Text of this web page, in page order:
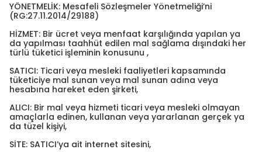
YÖNETMELİK: Mesafeli Sözleşmeler Yönetmeliği’ni
(RG:27.11.2014/29188)
HİZMET: Bir ücret veya menfaat karşılığında yapılan ya
da yapılması taahhüt edilen mal sağlama dışındaki her
türlü tüketici işleminin konusunu ,
SATICI: Ticari veya mesleki faaliyetleri kapsamında
tüketiciye mal sunan veya mal sunan adına veya
hesabına hareket eden şirketi,
ALICI: Bir mal veya hizmeti ticari veya mesleki olmayan
amaçlarla edinen, kullanan veya yararlanan gerçek ya
da tüzel kişiyi,
SİTE: SATICI’ya ait internet sitesini,